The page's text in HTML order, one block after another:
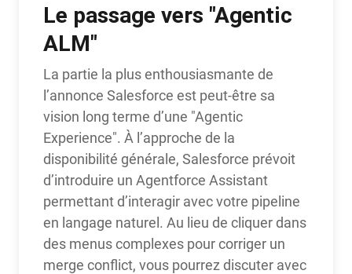
Le passage vers "Agentic
ALM"
La partie la plus enthousiasmante de
l’annonce Salesforce est peut-être sa
vision long terme d’une "Agentic
Experience". À l’approche de la
disponibilité générale, Salesforce prévoit
d’introduire un Agentforce Assistant
permettant d’interagir avec votre pipeline
en langage naturel. Au lieu de cliquer dans
des menus complexes pour corriger un
merge conflict, vous pourrez discuter avec